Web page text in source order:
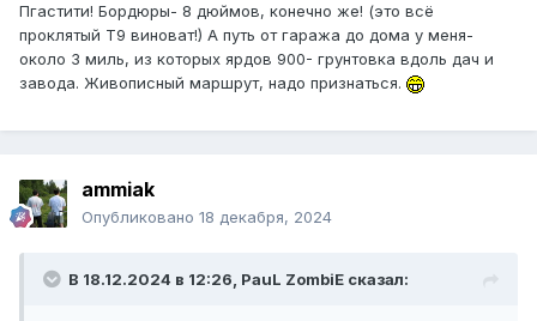
Пгастити! Бордюры- 8 дюймов, конечно же! (это всё
проклятый Т9 виноват!) А путь от гаража до дома у меня-
около 3 миль, из которых ярдов 900- грунтовка вдоль дач и
завода. Живописный маршрут, надо признаться.
ammiak
Опубликовано 18 декабря, 2024
В 18.12.2024 в 12:26, PauL ZombiE сказал: